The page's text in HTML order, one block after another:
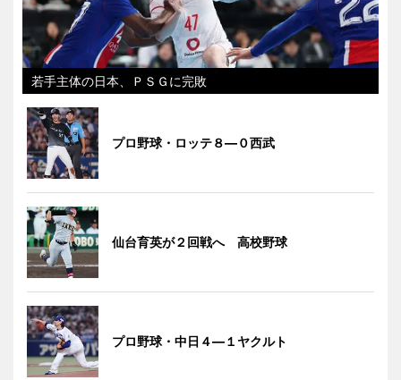
若手主体の日本、ＰＳＧに完敗
プロ野球・ロッテ８―０西武
仙台育英が２回戦へ 高校野球
プロ野球・中日４―１ヤクルト